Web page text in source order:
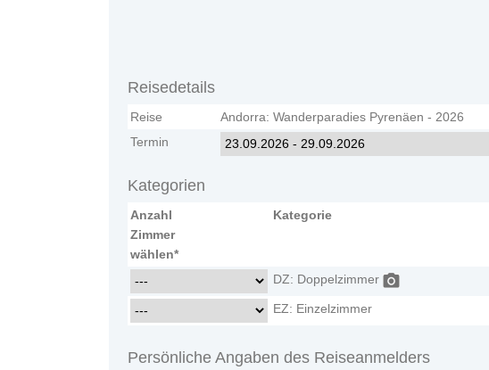
Reisedetails
Reise
Andorra: Wanderparadies Pyrenäen - 2026
Termin
Kategorien
Anzahl
Zimmer
wählen*
Kategorie
DZ: Doppelzimmer
EZ: Einzelzimmer
Persönliche Angaben des Reiseanmelders